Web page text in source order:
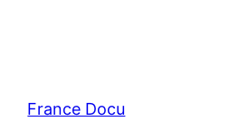
France Docu